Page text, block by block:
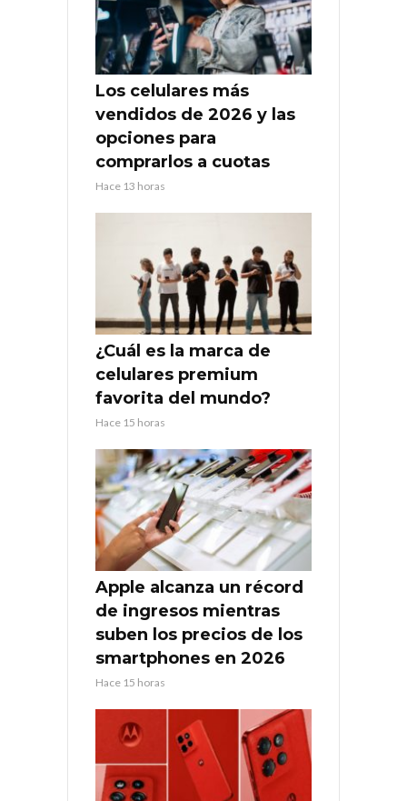
Los celulares más
vendidos de 2026 y las
opciones para
comprarlos a cuotas
Hace 13 horas
¿Cuál es la marca de
celulares premium
favorita del mundo?
Hace 15 horas
Apple alcanza un récord
de ingresos mientras
suben los precios de los
smartphones en 2026
Hace 15 horas